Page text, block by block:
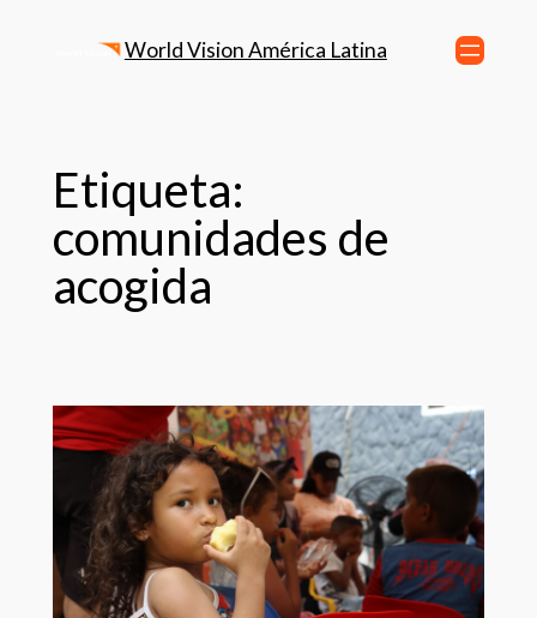
World Vision América Latina
Etiqueta:
comunidades de
acogida